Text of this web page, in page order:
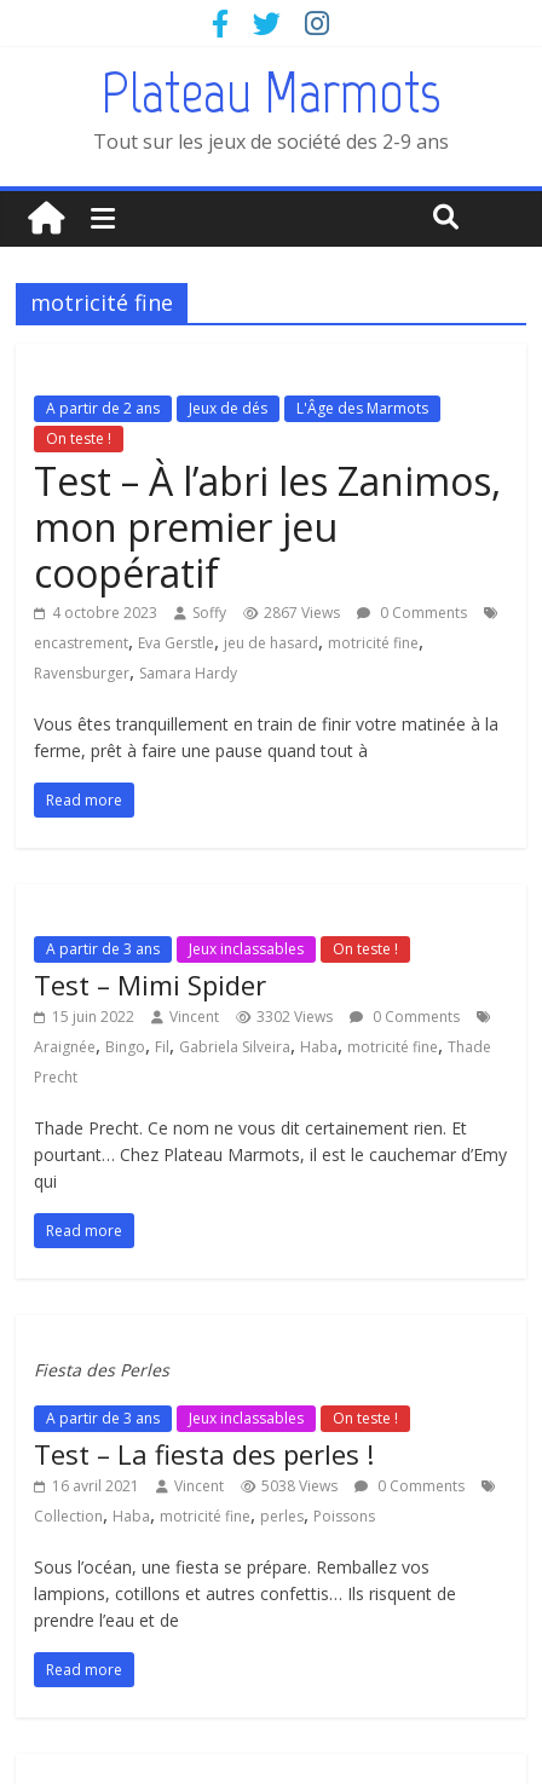
Plateau Marmots
Tout sur les jeux de société des 2-9 ans
motricité fine
A partir de 2 ans Jeux de dés
L'Âge des Marmots
On teste !
Test – À l’abri les Zanimos,
mon premier jeu
coopératif
4 octobre 2023 Soffy 2867 Views
0 Comments
encastrement, Eva Gerstle, jeu de hasard, motricité fine,
Ravensburger, Samara Hardy
Vous êtes tranquillement en train de finir votre matinée à la
ferme, prêt à faire une pause quand tout à
Read more
A partir de 3 ans Jeux inclassables On teste !
Test – Mimi Spider
15 juin 2022 Vincent 3302 Views
0 Comments
Araignée, Bingo, Fil, Gabriela Silveira, Haba, motricité fine,Thade
Precht
Thade Precht. Ce nom ne vous dit certainement rien. Et
pourtant… Chez Plateau Marmots, il est le cauchemar d’Emy
qui
Read more
Fiesta des Perles
A partir de 3 ans Jeux inclassables On teste !
Test – La fiesta des perles !
16 avril 2021 Vincent 5038 Views
0 Comments
Collection, Haba, motricité fine, perles, Poissons
Sous l’océan, une fiesta se prépare. Remballez vos
lampions, cotillons et autres confettis… Ils risquent de
prendre l’eau et de
Read more